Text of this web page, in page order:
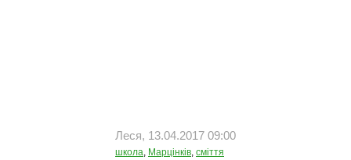
Леся, 13.04.2017 09:00
школа, Марцінків, сміття